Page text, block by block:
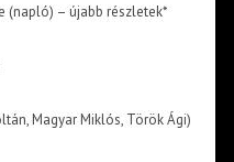
(napló) – újabb részletek*
Magyar Miklós, Török Ági)